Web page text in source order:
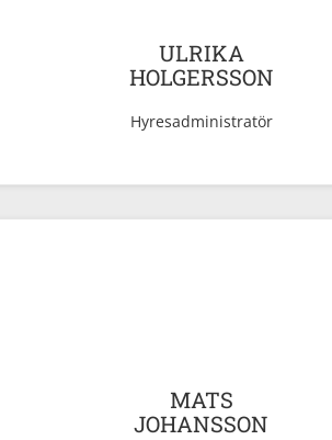
ULRIKA
HOLGERSSON
Hyresadministratör
MATS
JOHANSSON